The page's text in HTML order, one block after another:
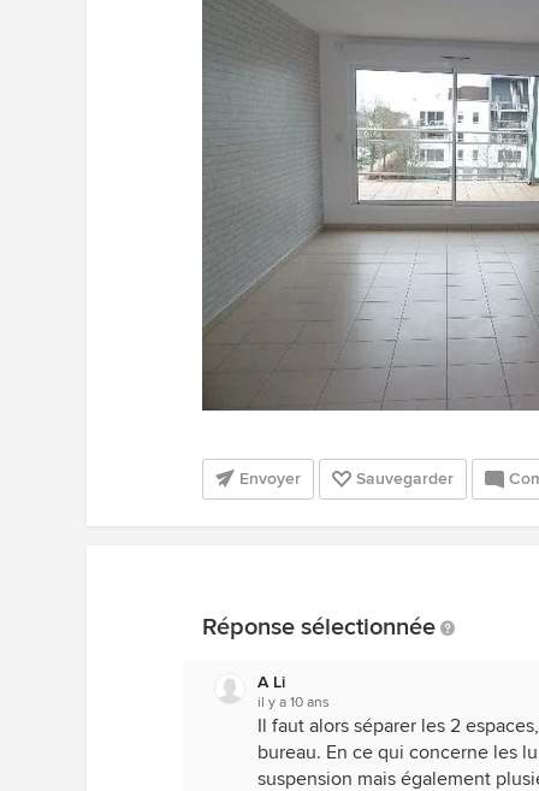
Envoyer Sauvegarder
Réponse sélectionnée
A Li
il y a 10 ans
Il faut alors séparer les 2
bureau. En ce qui concerne les
suspension mais également